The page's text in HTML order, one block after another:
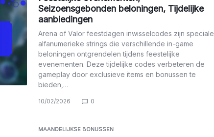
Seizoensgebonden beloningen, Tijdelijke
aanbiedingen
Arena of Valor feestdagen inwisselcodes zijn speciale
alfanumerieke strings die verschillende in-game
beloningen ontgrendelen tijdens feestelijke
evenementen. Deze tijdelijke codes verbeteren de
gameplay door exclusieve items en bonussen te
bieden,…
10/02/2026 0
MAANDELIJKSE BONUSSEN